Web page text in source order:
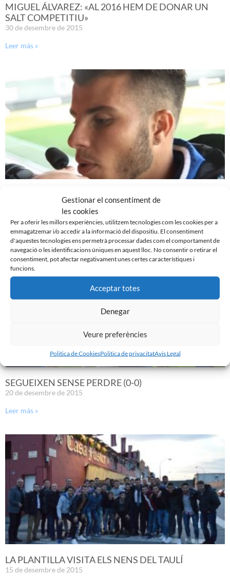
Gestionar el consentiment de
les cookies
Per a oferir les millors experiències, utilitzem tecnologies com les cookies per a
emmagatzemar i/o accedir a la informació del dispositiu. El consentiment
d'aquestes tecnologies ens permetrà processar dades com el comportament de
navegació o les identificacions úniques en aquest lloc. No consentir o retirar el
consentiment, pot afectar negativament unes certes característiques i
funcions.
Acceptar totes
Denegar
Veure preferències
Politica de CookiesPolitica de privacitatAvis Legal
MIGUEL ÁLVAREZ: «AL 2016 HEM DE DONAR UN
SALT COMPETITIU»
30 de desembre de 2015
Leer más »
REACCIONS DESPRÉS DE LA DERROTA CONTRA EL
VALENCIA MESTALLA
21 de desembre de 2015
Leer más »
SEGUEIXEN SENSE PERDRE (0-0)
20 de desembre de 2015
Leer más »
LA PLANTILLA VISITA ELS NENS DEL TAULÍ
15 de desembre de 2015